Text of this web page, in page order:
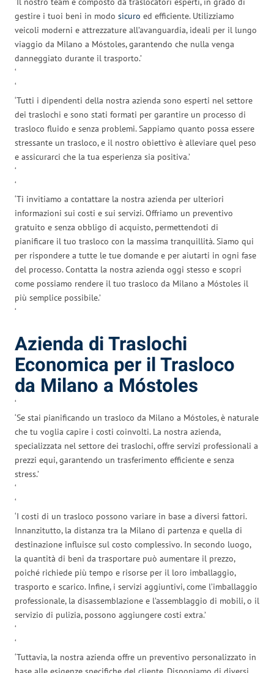
gestire i tuoi beni in modo sicuro ed efficiente. Utilizziamo
veicoli moderni e attrezzature all’avanguardia, ideali per il lungo
viaggio da Milano a Móstoles, garantendo che nulla venga
danneggiato durante il trasporto.’
‘
‘
‘Tutti i dipendenti della nostra azienda sono esperti nel settore
dei traslochi e sono stati formati per garantire un processo di
trasloco fluido e senza problemi. Sappiamo quanto possa essere
stressante un trasloco, e il nostro obiettivo è alleviare quel peso
e assicurarci che la tua esperienza sia positiva.’
‘
‘
‘Ti invitiamo a contattare la nostra azienda per ulteriori
informazioni sui costi e sui servizi. Offriamo un preventivo
gratuito e senza obbligo di acquisto, permettendoti di
pianificare il tuo trasloco con la massima tranquillità. Siamo qui
per rispondere a tutte le tue domande e per aiutarti in ogni fase
del processo. Contatta la nostra azienda oggi stesso e scopri
come possiamo rendere il tuo trasloco da Milano a Móstoles il
più semplice possibile.’
‘
Azienda di Traslochi
Economica per il Trasloco
da Milano a Móstoles
‘
‘Se stai pianificando un trasloco da Milano a Móstoles, è naturale
che tu voglia capire i costi coinvolti. La nostra azienda,
specializzata nel settore dei traslochi, offre servizi professionali a
prezzi equi, garantendo un trasferimento efficiente e senza
stress.’
‘
‘
‘I costi di un trasloco possono variare in base a diversi fattori.
Innanzitutto, la distanza tra la Milano di partenza e quella di
destinazione influisce sul costo complessivo. In secondo luogo,
la quantità di beni da trasportare può aumentare il prezzo,
poiché richiede più tempo e risorse per il loro imballaggio,
trasporto e scarico. Infine, i servizi aggiuntivi, come l’imballaggio
professionale, la disassemblazione e l’assemblaggio di mobili, o il
servizio di pulizia, possono aggiungere costi extra.’
‘
‘
‘Tuttavia, la nostra azienda offre un preventivo personalizzato in